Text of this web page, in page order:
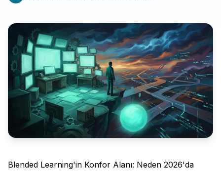
Blended Learning'in Konfor Alanı: Neden 2026'da